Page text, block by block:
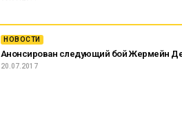
НОВОСТИ
Анонсирован следующий бой Жермейн
20.07.2017